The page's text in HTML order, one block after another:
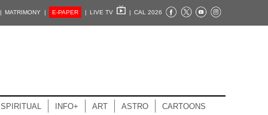
MATRIMONY | E-PAPER | LIVE TV | CAL 2026
SPIRITUAL INFO+ ART ASTRO CARTOONS